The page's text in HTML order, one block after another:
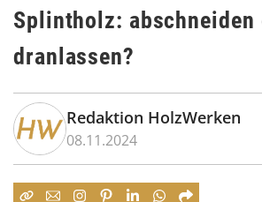
Splintholz: abschneiden
dranlassen?
Redaktion HolzWerken
08.11.2024